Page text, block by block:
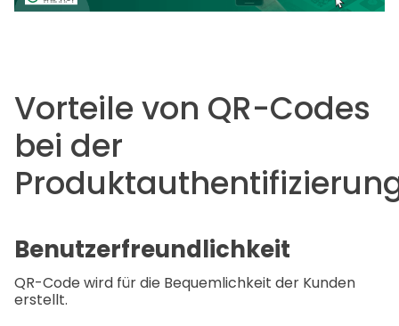
Vorteile von QR-Codes
bei der
Benutzerfreundlichkeit
QR-Code wird für die Bequemlichkeit der Kunden
erstellt.